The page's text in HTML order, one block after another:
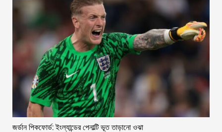
জর্ডান পিকফোর্ড: ইংল্যান্ডের পেনাল্টি ভূত তাড়ানো ওঝা